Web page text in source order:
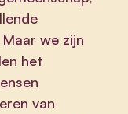
we zijn
het
van